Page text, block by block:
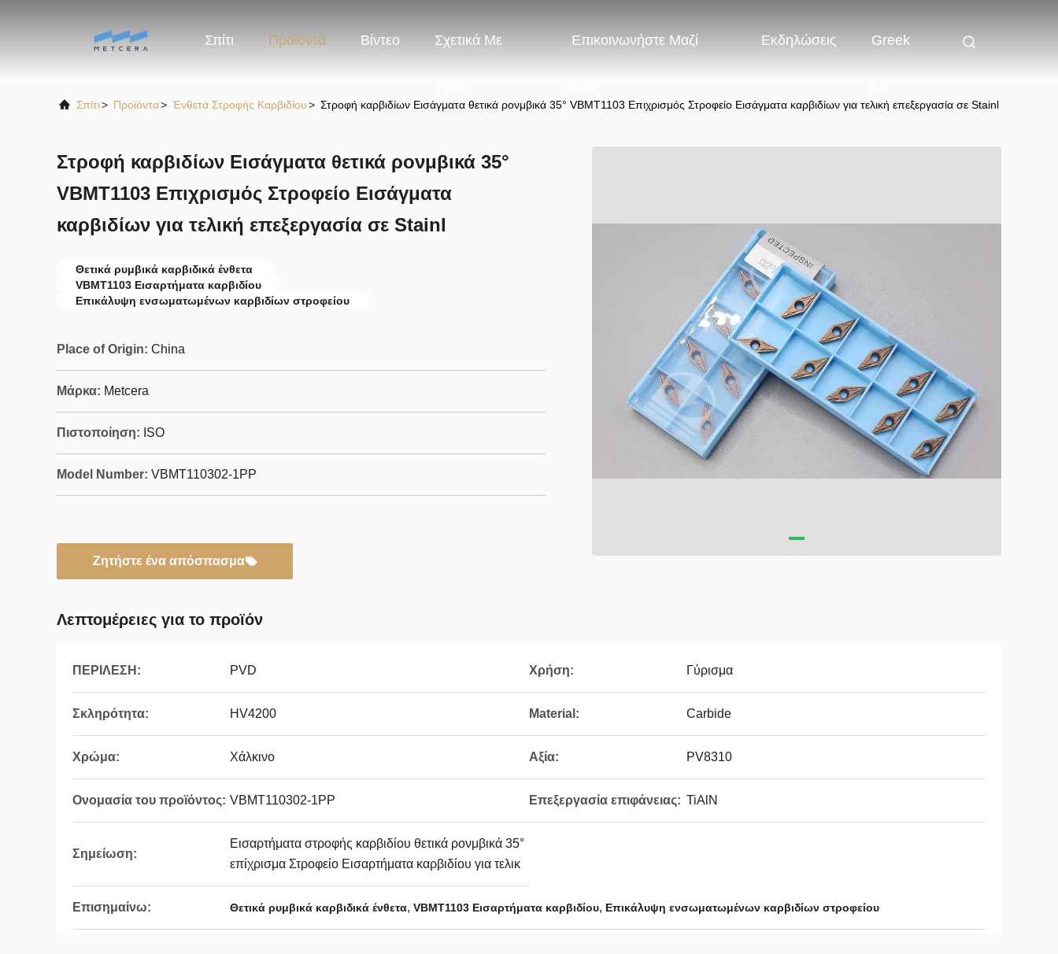
Σπίτι Προϊόντα Βίντεο Σχετικά Με Επικοινωνήστε Μαζί Εκδηλώσεις Greek
Σπίτι> Προϊόντα> Ένθετα Στροφής Καρβιδίου> Στροφή καρβιδίων Εισάγματα θετικά ρονμβικά 35° VBMT1103 Επιχρισμός Στροφείο Εισάγματα καρβιδίων για τελική επεξεργασία σε Stainl
Στροφή καρβιδίων Εισάγματα θετικά ρονμβικά 35°
VBMT1103 Επιχρισμός Στροφείο Εισάγματα
καρβιδίων για τελική επεξεργασία σε Stainl
Θετικά ρυμβικά καρβιδικά ένθετα
VBMT1103 Εισαρτήματα καρβιδίου
Επικάλυψη ενσωματωμένων καρβιδίων στροφείου
Place of Origin: China
Μάρκα: Metcera
Πιστοποίηση: ISO
Model Number: VBMT110302-1PP
Ζητήστε ένα απόσπασμα
Λεπτομέρειες για το προϊόν
ΠΕΡΙΛΕΣΗ: PVD Χρήση: Γύρισμα
Σκληρότητα: HV4200 Material: Carbide
Χρώμα: Χάλκινο Αξία: PV8310
Ονομασία του προϊόντος: VBMT110302-1PP Επεξεργασία επιφάνειας: TiAlN
Σημείωση:
Εισαρτήματα στροφής καρβιδίου θετικά ρονμβικά 35°
επίχρισμα Στροφείο Εισαρτήματα καρβιδίου για τελικ
Επισημαίνω: Θετικά ρυμβικά καρβιδικά ένθετα, VBMT1103 Εισαρτήματα καρβιδίου, Επικάλυψη ενσωματωμένων καρβιδίων στροφείου